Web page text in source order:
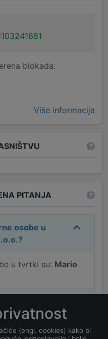
blokada:
Više informacija
PITANJA
osobe u
?
u tvrtki su: Mario
(engl. cookies) kako bi